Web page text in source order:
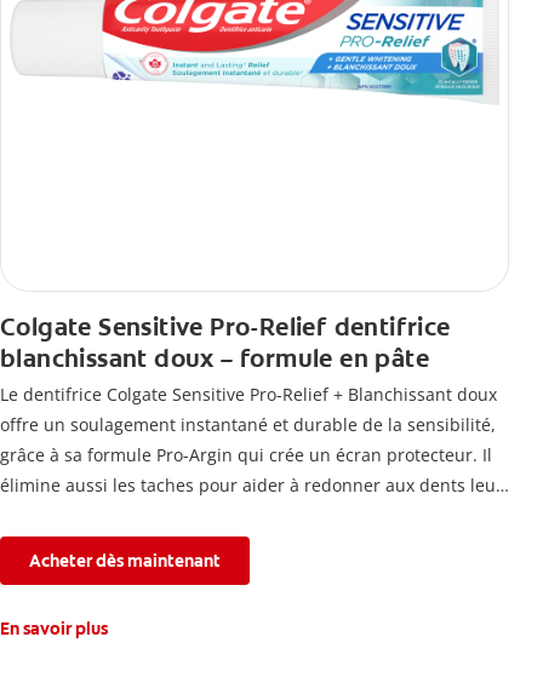
Colgate Sensitive Pro-Relief dentifrice
blanchissant doux – formule en pâte
Le dentifrice Colgate Sensitive Pro-Relief + Blanchissant doux
offre un soulagement instantané et durable de la sensibilité,
grâce à sa formule Pro-Argin qui crée un écran protecteur. Il
élimine aussi les taches pour aider à redonner aux dents leur
connaissez.
Acheter dès maintenant
En savoir plus